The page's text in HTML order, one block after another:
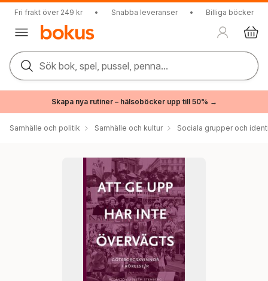
Fri frakt över 249 kr • Snabba leveranser • Billiga böcker
Sök bok, spel, pussel, penna...
Skapa nya rutiner – hälsoböcker upp till 50% →
Samhälle och politik Samhälle och kultur Sociala grupper och